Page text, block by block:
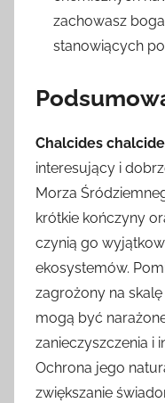
zachowasz
stanowiących
Chalcides
interesujący i
Morza
krótkie kończyny
czynią go
ekosystemów.
zagrożony na
mogą być
zanieczyszczenia i
Ochrona jego
zwiększanie